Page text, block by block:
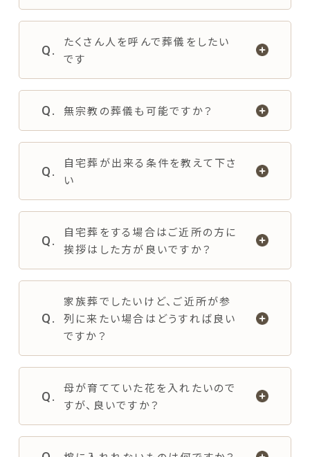
たくさん人を呼んで葬儀をしたい
です
無宗教の葬儀も可能ですか？
自宅葬が出来る条件を教えて下さ
い
自宅葬をする場合はご近所の方に
挨拶はした方が良いですか？
家族葬でしたいけど、ご近所が参
列に来たい場合はどうすれば良い
ですか？
母が育てていた花を入れたいので
すが、良いですか？